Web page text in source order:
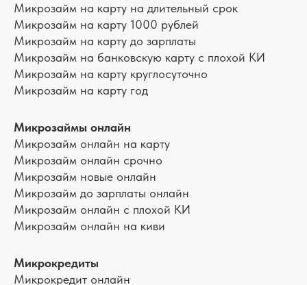
Микрозайм на карту на длительный срок
Микрозайм на карту 1000 рублей
Микрозайм на карту до зарплаты
Микрозайм на банковскую карту с плохой КИ
Микрозайм на карту круглосуточно
Микрозайм на карту год
Микрозаймы онлайн
Микрозайм онлайн на карту
Микрозайм онлайн срочно
Микрозайм новые онлайн
Микрозайм до зарплаты онлайн
Микрозайм онлайн с плохой КИ
Микрозайм онлайн на киви
Микрокредиты
Микрокредит онлайн